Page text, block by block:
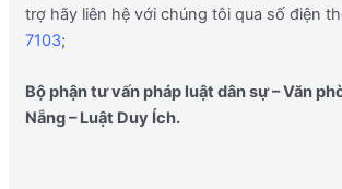
trợ hãy liên hệ với chúng tôi qua số điện
7103;
Bộ phận tư vấn pháp luật dân sự – Văn
Nẵng – Luật Duy Ích.